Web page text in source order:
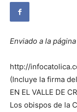
Enviado a la
http://
(Incluye la firma
EN EL VALLE DE
Los obispos de la